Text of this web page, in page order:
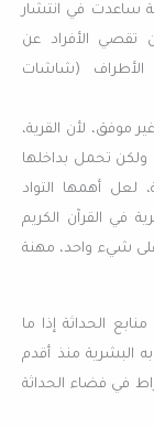
ساعدت في انتشار
تقصي الأفراد عن
الأطراف (شاشات
موفق، لأن القرية،
ولكن تحمل بداخلها
لعل أهمها التواد
في القرآن الكريم
شيء واحد، مهنة
الحداثة إذا ما
البشرية منذ أقدم
في فضاء الحداثة